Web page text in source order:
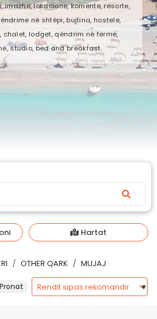
imazhe, lokacione, komente, resorte,
në shtëpi, bujtina, hostele,
chalet, lodget, qëndrim në fermë,
studio, bed and breakfast.
Hartat
OTHER QARK MUJAJ